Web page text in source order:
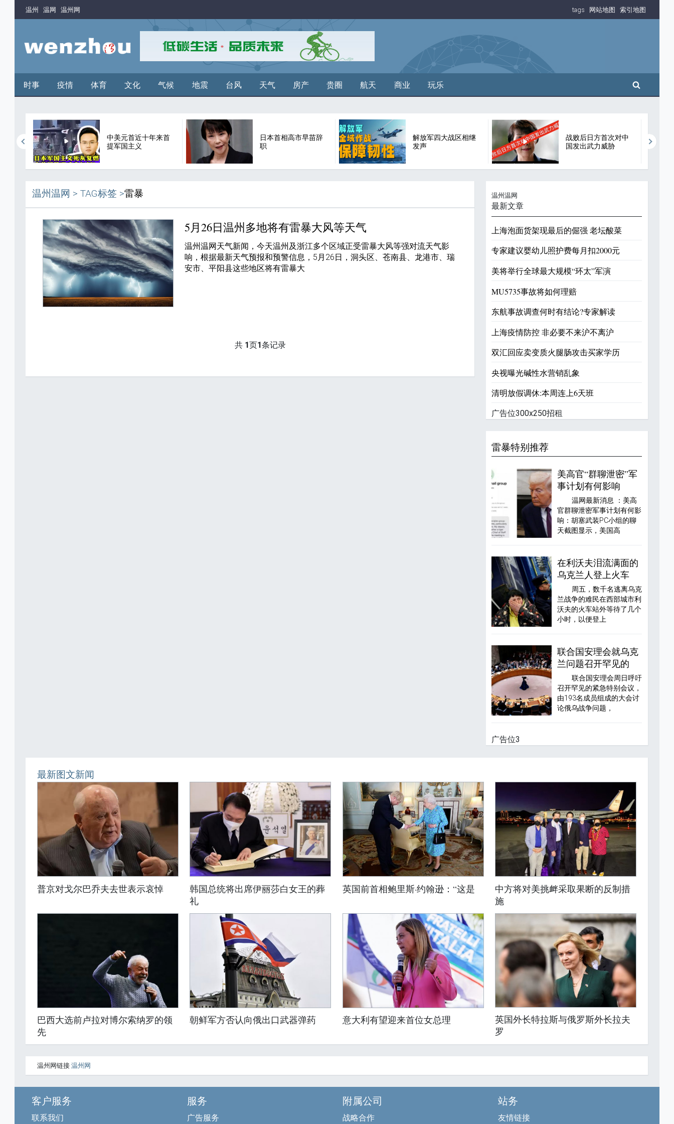
温州 温网 温州网 tags 网站地图 索引地图
时事 疫情 体育 文化 气候 地震 台风 天气 房产 贵圈 航天 商业 玩乐 搜索
中美元首近十年来首
提军国主义
日本首相高市早苗辞
职
解放军四大战区相继
发声
战败后日方首次对中
国发出武力威胁
温州温网 >TAG标签 >雷暴
5月26日温州多地将有雷暴大风等天气
温州温网天气新闻，今天温州及浙江多个区域正受雷暴大风等强对流天气影
响，根据最新天气预报和预警信息，5月26日，洞头区、苍南县、龙港市、瑞
安市、平阳县这些地区将有雷暴大
共 1页1条记录
温州温网
最新文章
上海泡面货架现最后的倔强 老坛酸菜
专家建议婴幼儿照护费每月扣2000元
美将举行全球最大规模“环太”军演
MU5735事故将如何理赔
东航事故调查何时有结论?专家解读
上海疫情防控 非必要不来沪不离沪
双汇回应卖变质火腿肠攻击买家学历
央视曝光碱性水营销乱象
清明放假调休:本周连上6天班
广告位300x250招租
雷暴特别推荐
美高官“群聊泄密”军
事计划有何影响
温网最新消息 ：美高
官群聊泄密军事计划有何影
响：胡塞武装PC小组的聊
天截图显示，美国高
在利沃夫泪流满面的
乌克兰人登上火车
周五，数千名逃离乌克
兰战争的难民在西部城市利
沃夫的火车站外等待了几个
小时，以便登上
联合国安理会就乌克
兰问题召开罕见的
联合国安理会周日呼吁
召开罕见的紧急特别会议，
由193名成员组成的大会讨
论俄乌战争问题，
广告位3
最新图文新闻
普京对戈尔巴乔夫去世表示哀悼
韩国总统将出席伊丽莎白女王的葬
礼
英国前首相鲍里斯·约翰逊：“这是
中方将对美挑衅采取果断的反制措
施
巴西大选前卢拉对博尔索纳罗的领
先
朝鲜军方否认向俄出口武器弹药 意大利有望迎来首位女总理
英国外长特拉斯与俄罗斯外长拉夫
罗
温州网链接 温州网
客户服务
联系我们
服务
广告服务
附属公司
战略合作
站务
友情链接